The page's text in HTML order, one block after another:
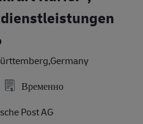
Временно
Post AG